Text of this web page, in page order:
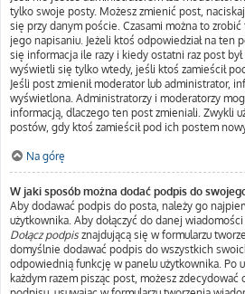
tylko swoje posty. Możesz zmienić post,
się przy danym poście. Czasami można to
jego napisaniu. Jeżeli ktoś odpowiedział na ten
się informacja ile razy i kiedy ostatni raz post
wyświetli się tylko wtedy, jeśli ktoś zamieścił
Jeśli post zmienił moderator lub administrator,
wyświetlona. Administratorzy i moderatorzy
informacją, dlaczego ten post zmieniali. Zwykli
postów, gdy ktoś zamieścił pod ich postem
Na górę
W jaki sposób można dodać podpis do
Aby dodawać podpis do posta, należy go
użytkownika. Aby dołączyć do danej
Dołącz podpis znajdującą się w formularzu
domyślnie dodawać podpis do wszystkich
odpowiednią funkcję w panelu użytkownika. Po
każdym razem pisząc post, możesz